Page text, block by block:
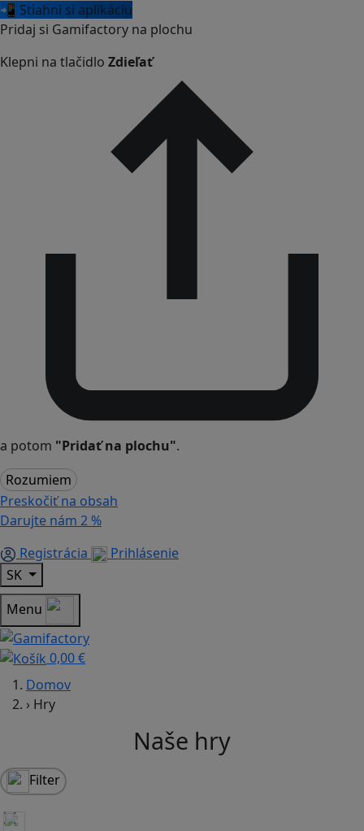
📲 Stiahni si aplikáciu
Pridaj si Gamifactory na plochu
Klepni na tlačidlo Zdieľať
a potom "Pridať na plochu".
Rozumiem
Preskočiť na obsah
Darujte nám 2 %
Registrácia
Prihlásenie
SK
Menu
0,00 €
Domov
› Hry
Naše hry
Filter